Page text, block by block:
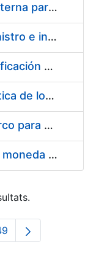
Servicios de una empresa externa para el asesoramiento y resolución de los recursos de alzada que se presentan relacionados con procesos de selección para la FNMT-RCM
Acuerdo marco para el suministro e instalación de persianas, estores y otros complementos
Servicio de Calibración y Verificación Externa de los Equipos de Medición del Servicio de Prevención de la FNMT-RCM
Conexión mediante Fibra Óptica de los Centros de Proceso de Datos (CPDs) de las sedes de la FNMT-RCM de Burgos y Madrid
Contratación de acuerdo marco para el Suministro de Material de Electricidad para la Fábrica Nacional de Moneda y Timbre-Real Casa de la Moneda en su centro de trabajo de Burgos
Suministro de estuches para moneda de 30 €
intermèdies
Pàgina